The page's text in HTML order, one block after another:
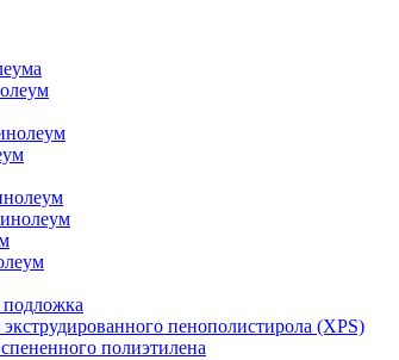
подложка
пенополистирола (XPS)
полиэтилена